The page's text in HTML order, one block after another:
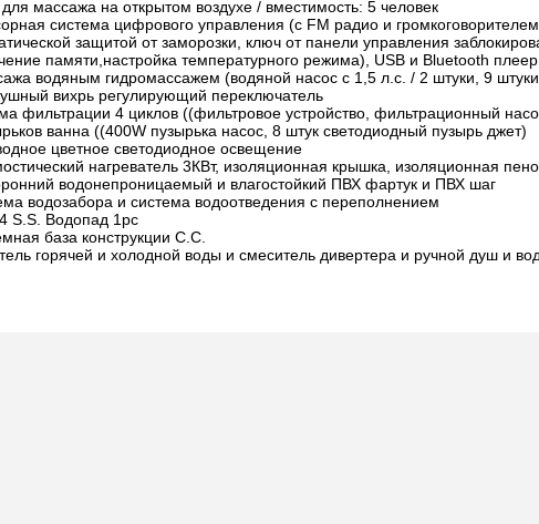
массажа на открытом воздухе / вместимость: 5 человек
система цифрового управления (с FM радио и
защитой от заморозки, ключ от панели управления
памяти,настройка температурного режима), USB и Bluetooth плеер
водяным гидромассажем (водяной насос с 1,5 л.с. / 2 штуки, 9
вихрь регулирующий переключатель
фильтрации 4 циклов ((фильтровое устройство, фильтрационный
ванна ((400W пузырька насос, 8 штук светодиодный пузырь джет)
цветное светодиодное освещение
нагреватель 3КВт, изоляционная крышка, изоляционная
водонепроницаемый и влагостойкий ПВХ фартук и ПВХ шаг
водозабора и система водоотведения с переполнением
S.S. Водопад 1pc
база конструкции С.С.
горячей и холодной воды и смеситель дивертера и ручной душ и